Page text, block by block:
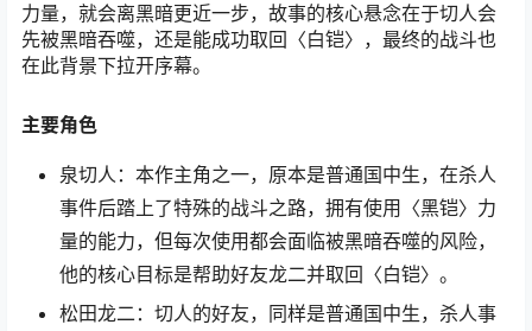
力量，就会离黑暗更近一步，故事的核心悬念在于切人会
先被黑暗吞噬，还是能成功取回〈白铠〉，最终的战斗也
在此背景下拉开序幕。
主要角色
泉切人：本作主角之一，原本是普通国中生，在杀人
事件后踏上了特殊的战斗之路，拥有使用〈黑铠〉力
量的能力，但每次使用都会面临被黑暗吞噬的风险，
他的核心目标是帮助好友龙二并取回〈白铠〉。
松田龙二：切人的好友，同样是普通国中生，杀人事